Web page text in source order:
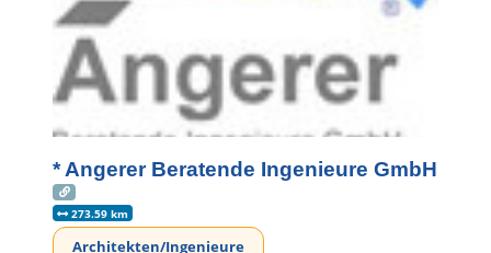
* Angerer Beratende Ingenieure GmbH
273.59 km
Architekten/Ingenieure